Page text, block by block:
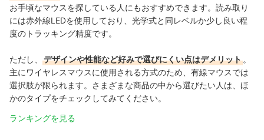
お手頃なマウスを探している人にもおすすめできます。読み取り
には赤外線LEDを使用しており、光学式と同レベルか少し良い程
度のトラッキング精度です。
ただし、 デザインや性能など好みで選びにくい点はデメリット 。
主にワイヤレスマウスに使用される方式のため、有線マウスでは
選択肢が限られます。さまざまな商品の中から選びたい人は、ほ
かのタイプをチェックしてみてください。
ランキングを見る